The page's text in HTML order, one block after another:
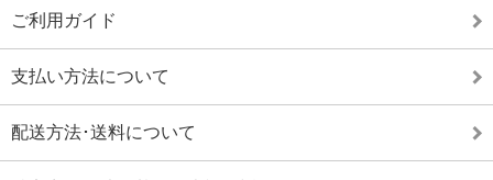
ご利用ガイド
支払い方法について
配送方法･送料について